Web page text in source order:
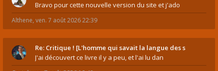
Bravo pour cette nouvelle version du site et j'ado
Althene, ven. 7 août 2026 22:39
Re: Critique ! [L'homme qui savait la langue des s
J'ai découvert ce livre il y a peu, et l'ai lu dan